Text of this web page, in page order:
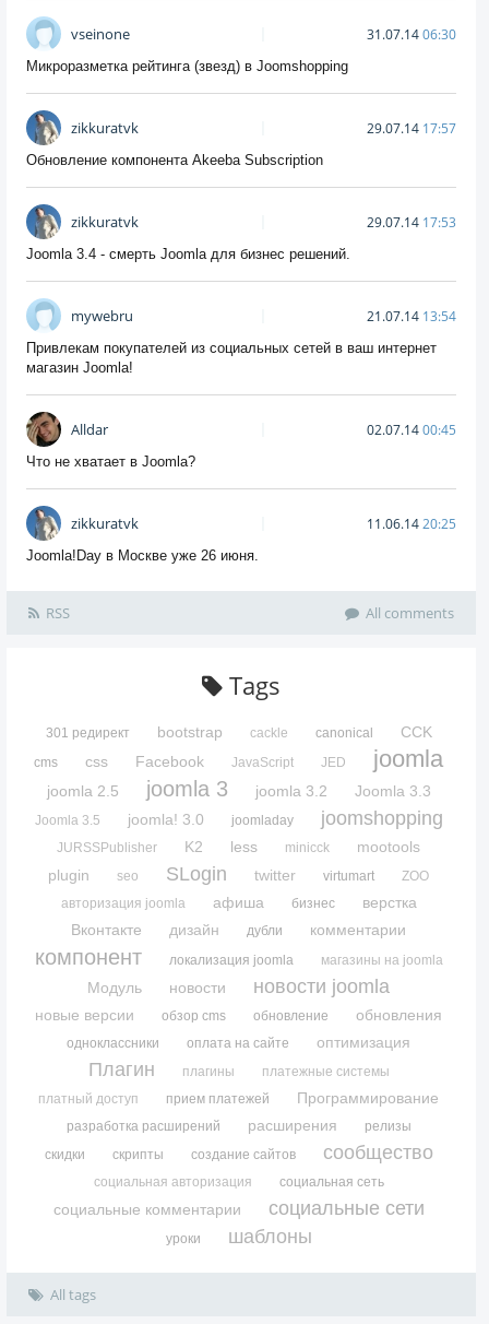
vseinone 31.07.1406:30
Микроразметка рейтинга (звезд) в Joomshopping
zikkuratvk 29.07.14 17:57
Обновление компонента Akeeba Subscription
zikkuratvk 29.07.14 17:53
Joomla 3.4 - смерть Joomla для бизнес решений.
mywebru 21.07.14 13:54
Привлекам покупателей из социальных сетей в ваш интернет
магазин Joomla!
Alldar 02.07.1400:45
Что не хватает в Joomla?
zikkuratvk 11.06.1420:25
Joomla!Day в Москве уже 26 июня.
RSS All comments
Tags
301 редирект bootstrap cackle canonical CCK
cms css Facebook JavaScript JED joomla
joomla 2.5 joomla 3 joomla 3.2 Joomla 3.3
Joomla 3.5 joomla! 3.0 joomladay joomshopping
JURSSPublisher K2 less minicck
mootools
plugin
seo SLogin twitter virtumart
ZOO
авторизация joomla
афиша бизнес
верстка
Вконтакте
дизайн дубли комментарии
компонент локализация joomla магазины на joomla
Модуль новости новости joomla
новые версии обзор cms обновление обновления
одноклассники оплата на сайте оптимизация
Плагин плагины
платежные системы
платный доступ
прием платежей Программирование
разработка расширений расширения
релизы
скидки
скрипты создание сайтов сообщество
социальная авторизация социальная сеть
социальные комментарии социальные сети
уроки шаблоны
All tags